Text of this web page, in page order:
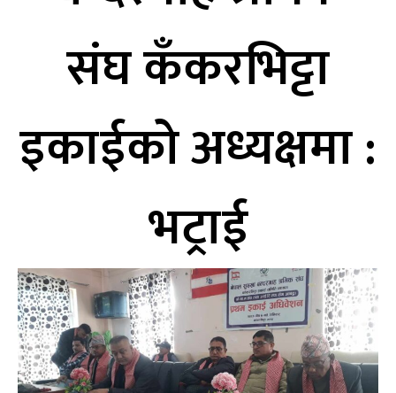
संघ कँकरभिट्टा
इकाईको अध्यक्षमा :
भट्राई